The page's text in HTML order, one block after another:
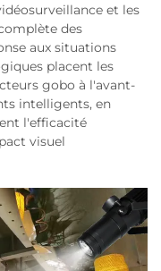
et les
des
aux situations
placent les
gobo à l'avant-
intelligents, en
l'efficacité
visuel